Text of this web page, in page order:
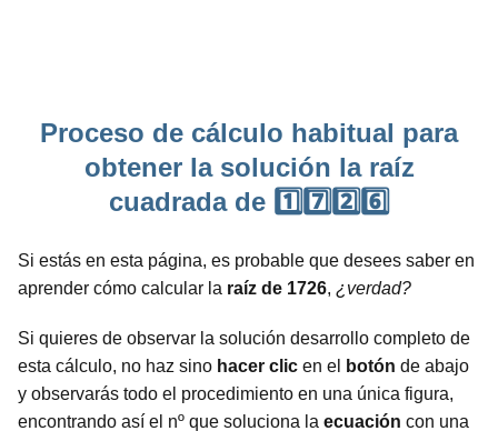
Proceso de cálculo habitual para
obtener la solución la raíz
cuadrada de 1️⃣7️⃣2️⃣6️⃣
Si estás en esta página, es probable que desees saber en
aprender cómo calcular la raíz de 1726, ¿verdad?
Si quieres de observar la solución desarrollo completo de
esta cálculo, no haz sino hacer clic en el botón de abajo
y observarás todo el procedimiento en una única figura,
encontrando así el nº que soluciona la ecuación con una